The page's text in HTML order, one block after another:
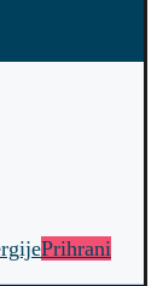
Prihrani